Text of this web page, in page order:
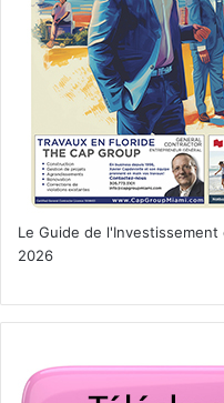
Le Guide de
2026